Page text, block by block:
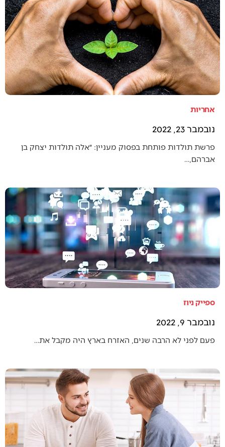
אחריות
נובמבר 23, 2022
פרשת תולדות פותחת בפסוק מעניין: ״אלה תולדות יצחק בן
אברהם,…
ספייק ניוז
נובמבר 9, 2022
פעם לפני לא הרבה שנים, האזרח בארץ היה מקבל את…